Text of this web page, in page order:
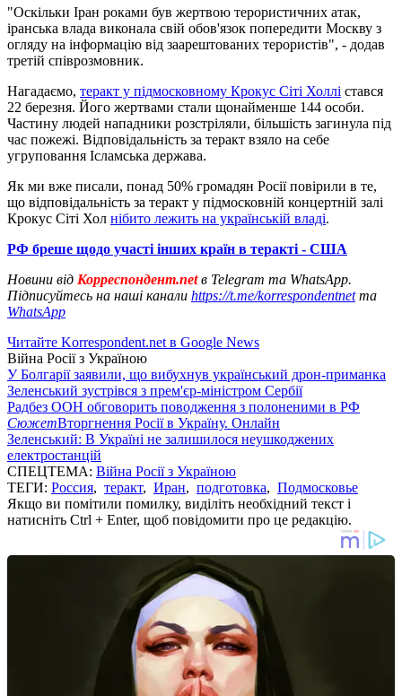
"Оскільки Іран роками був жертвою терористичних атак,
іранська влада виконала свій обов'язок попередити Москву з
огляду на інформацію від заарештованих терористів", - додав
третій співрозмовник.
Нагадаємо, теракт у підмосковному Крокус Сіті Холлі стався
22 березня. Його жертвами стали щонайменше 144 особи.
Частину людей нападники розстріляли, більшість загинула під
час пожежі. Відповідальність за теракт взяло на себе
угруповання Ісламська держава.
Як ми вже писали, понад 50% громадян Росії повірили в те,
що відповідальність за теракт у підмосковній концертній залі
Крокус Сіті Хол нібито лежить на українській владі.
РФ бреше щодо участі інших країн в теракті - США
Новини від Корреспондент.netв Telegram та WhatsApp.
Підписуйтесь на наші канали https://t.me/korrespondentnetта
WhatsApp
Читайте Korrespondent.net в Google News
Війна Росії з Україною
У Болгарії заявили, що вибухнув український дрон-приманка
Зеленський зустрівся з прем'єр-міністром Сербії
Радбез ООН обговорить поводження з полоненими в РФ
СюжетВторгнення Росії в Україну. Онлайн
Зеленський: В Україні не залишилося неушкоджених
електростанцій
СПЕЦТЕМА: Війна Росії з Україною
ТЕГИ: Россия, теракт, Иран, подготовка, Подмосковье
Якщо ви помітили помилку, виділіть необхідний текст і
натисніть Ctrl + Enter, щоб повідомити про це редакцію.